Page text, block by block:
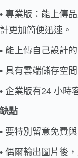
• 專業版：能上傳
計更加簡便迅速。
• 能上傳自己設計
• 具有雲端儲存空間
• 企業版有24 小時
缺點
• 要特別留意免費
• 偶爾輸出圖片後